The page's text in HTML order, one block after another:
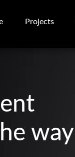
Projects